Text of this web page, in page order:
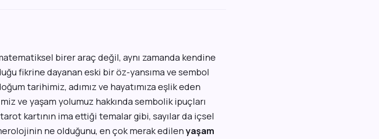
birer araç değil, aynı zamanda kendine
fikrine dayanan eski bir öz-yansıma ve sembol
tarihimiz, adımız ve hayatımıza eşlik eden
ve yaşam yolumuz hakkında sembolik ipuçları
kartının ima ettiği temalar gibi, sayılar da içsel
ne olduğunu, en çok merak edilenyaşam